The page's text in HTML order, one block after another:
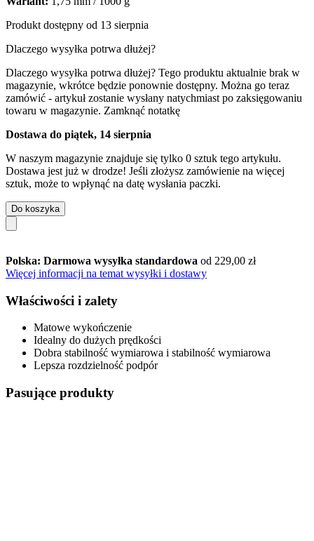
Produkt dostępny od 13 sierpnia
Dlaczego wysyłka potrwa dłużej?
Dlaczego wysyłka potrwa dłużej? Tego produktu aktualnie brak w
magazynie, wkrótce będzie ponownie dostępny. Można go teraz
zamówić - artykuł zostanie wysłany natychmiast po zaksięgowaniu
towaru w magazynie. Zamknąć notatkę
Dostawa do piątek, 14 sierpnia
W naszym magazynie znajduje się tylko 0 sztuk tego artykułu.
Dostawa jest już w drodze! Jeśli złożysz zamówienie na więcej
sztuk, może to wpłynąć na datę wysłania paczki.
Do koszyka
Polska: Darmowa wysyłka standardowa od 229,00 zł
Więcej informacji na temat wysyłki i dostawy
Właściwości i zalety
Matowe wykończenie
Idealny do dużych prędkości
Dobra stabilność wymiarowa i stabilność wymiarowa
Lepsza rozdzielność podpór
Pasujące produkty